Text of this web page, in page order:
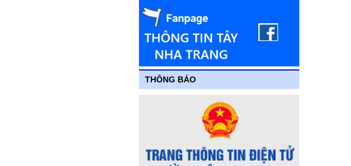
THÔNG BÁO